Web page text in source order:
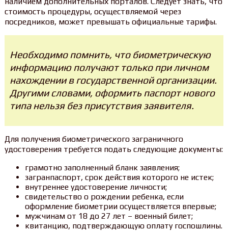
стоимость процедуры, осуществляемой через
посредников, может превышать официальные тарифы.
Необходимо помнить, что биометрическую
информацию получают только при личном
нахождении в государственной организации.
Другими словами, оформить паспорт нового
типа нельзя без присутствия заявителя.
Для получения биометрического заграничного
удостоверения требуется подать следующие документы:
грамотно заполненный бланк заявления;
загранпаспорт, срок действия которого не истек;
внутреннее удостоверение личности;
свидетельство о рождении ребенка, если
оформление биометрии осуществляется впервые;
мужчинам от 18 до 27 лет – военный билет;
квитанцию, подтверждающую оплату госпошлины.